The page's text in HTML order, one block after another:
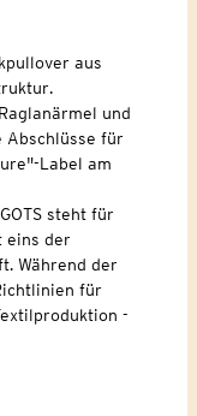
aus
und
Abschlüsse für
Label am
steht für
eins der
Während der
für
-